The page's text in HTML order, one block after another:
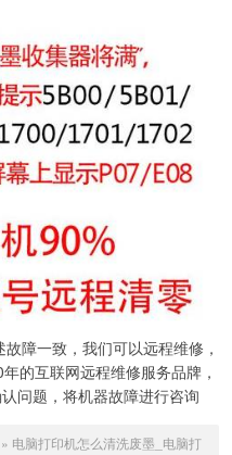
障一致，我们可以远程维修，
的互联网远程维修服务品牌，
问题，将机器故障进行咨询
» 电脑打印机怎么清洗废墨_电脑打